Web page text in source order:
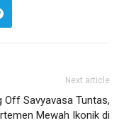
Next article
Off Savyavasa Tuntas,
Mewah Ikonik di